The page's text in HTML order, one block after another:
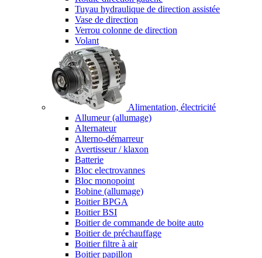
Tuyau hydraulique de direction assistée
Vase de direction
Verrou colonne de direction
Volant
Alimentation, électricité
Allumeur (allumage)
Alternateur
Alterno-démarreur
Avertisseur / klaxon
Batterie
Bloc electrovannes
Bloc monopoint
Bobine (allumage)
Boitier BPGA
Boitier BSI
Boitier de commande de boite auto
Boitier de préchauffage
Boitier filtre à air
Boitier papillon